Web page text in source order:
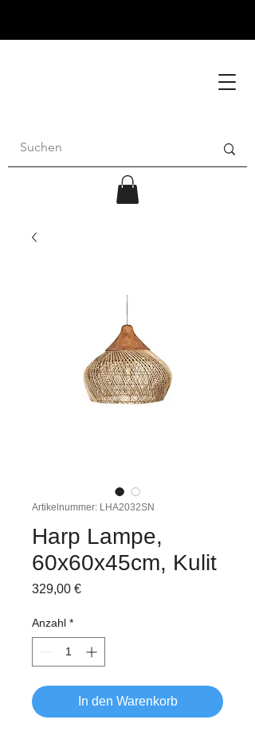
Artikelnummer: LHA2032SN
Harp Lampe,
60x60x45cm, Kulit
329,00 €Preis
Anzahl *
In den Warenkorb